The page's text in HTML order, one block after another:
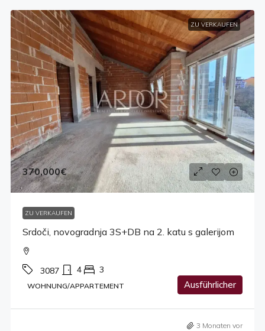
ZU VERKAUFEN
370,000€
ZU VERKAUFEN
Srdoči, novogradnja 3S+DB na 2. katu s galerijom
3087 4 3
WOHNUNG/APPARTEMENT Ausführlicher
3 Monaten vor